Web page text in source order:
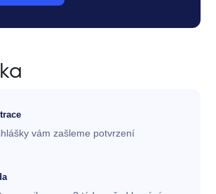
vám zašleme potvrzení